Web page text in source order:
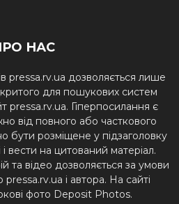
НАС
pressa.rv.ua дозволяється лише
для пошукових систем
pressa.rv.ua. Гіперпосилання є
від повного або часткового
бути розміщене у підзаголовку
вести на цитований матеріал.
та відео дозволяється за умови
і автора. На сайті
фото Deposit Photos.